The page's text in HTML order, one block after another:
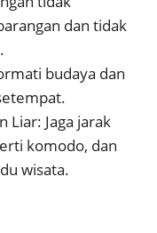
dan tidak
budaya dan
Liar: Jaga jarak
komodo, dan
wisata.